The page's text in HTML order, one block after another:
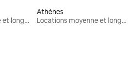
Locations moyenne et longue durée
Athènes
Locations moyenne et longue durée